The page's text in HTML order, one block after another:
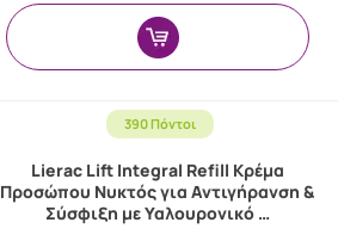
390 Πόντοι
Lierac Lift Integral Refill Κρέμα
Προσώπου Νυκτός για Αντιγήρανση &
Σύσφιξη με Υαλουρονικό …